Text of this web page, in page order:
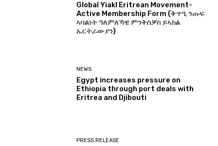
Global Yiakl Eritrean Movement-
Active Membership Form (ቅጥዒ ንጡፍ
ኣባልነት ዓለምለኻዊ ምንቅስቓስ ይኣክል
ኤርትራውያን)
NEWS
Egypt increases pressure on
Ethiopia through port deals with
Eritrea and Djibouti
PRESS RELEASE